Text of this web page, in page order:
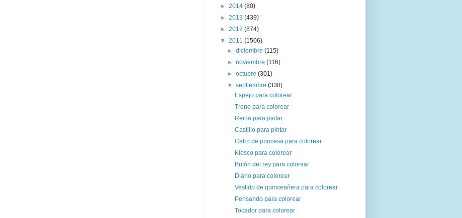
► 2014 (80)
► 2013 (439)
► 2012 (874)
▼ 2011 (1506)
►diciembre(115)
►noviembre(116)
►octubre(301)
▼septiembre(338)
Espejo para colorear
Trono para colorear
Reina para pintar
Castillo para pintar
Cetro de princesa para colorear
Kiosco para colorear
Bufón del rey para colorear
Diario para colorear
Vestido de quinceañera para colorear
Pensando para colorear
Tocador para colorear